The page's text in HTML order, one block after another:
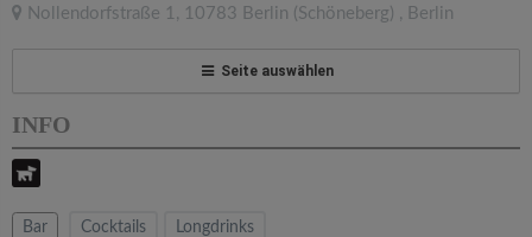
Nollendorfstraße 1 , 10783 Berlin (Schöneberg) , Berlin
Seite auswählen
INFO
Bar Cocktails Longdrinks
e
a
v